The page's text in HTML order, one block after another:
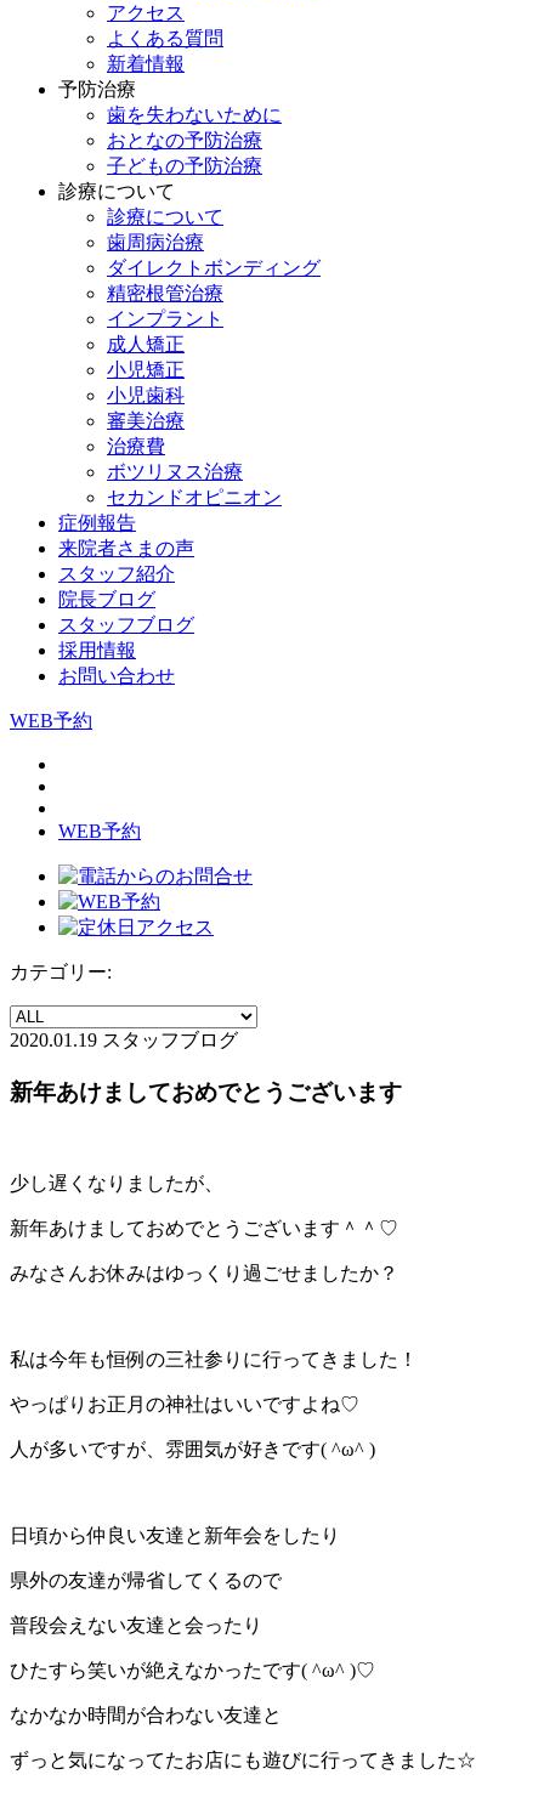
アクセス
よくある質問
新着情報
予防治療
歯を失わないために
おとなの予防治療
子どもの予防治療
診療について
診療について
歯周病治療
ダイレクトボンディング
精密根管治療
インプラント
成人矯正
小児矯正
小児歯科
審美治療
治療費
ボツリヌス治療
セカンドオピニオン
症例報告
来院者さまの声
スタッフ紹介
院長ブログ
スタッフブログ
採用情報
お問い合わせ
WEB予約
WEB予約
カテゴリー:
2020.01.19 スタッフブログ
新年あけましておめでとうございます
少し遅くなりましたが、
新年あけましておめでとうございます＾＾♡
みなさんお休みはゆっくり過ごせましたか？
私は今年も恒例の三社参りに行ってきました！
やっぱりお正月の神社はいいですよね♡
人が多いですが、雰囲気が好きです( ^ω^ )
日頃から仲良い友達と新年会をしたり
県外の友達が帰省してくるので
普段会えない友達と会ったり
ひたすら笑いが絶えなかったです( ^ω^ )♡
なかなか時間が合わない友達と
ずっと気になってたお店にも遊びに行ってきました☆